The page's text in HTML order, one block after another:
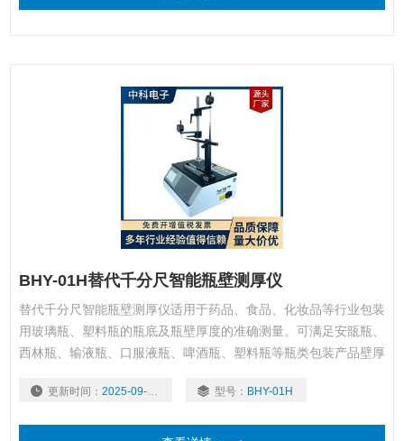
BHY-01H替代千分尺智能瓶壁测厚仪
替代千分尺智能瓶壁测厚仪适用于药品、食品、化妆品等行业包装
用玻璃瓶、塑料瓶的瓶底及瓶壁厚度的准确测量。可满足安瓿瓶、
西林瓶、输液瓶、口服液瓶、啤酒瓶、塑料瓶等瓶类包装产品壁厚
校等单位检测产品壁厚底厚必要的仪器。
更新时间： 2025-09-17 型号： BHY-01H